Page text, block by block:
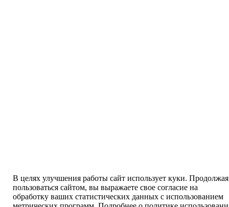
В целях улучшения работы сайт использует куки. Продолжая
пользоваться сайтом, вы выражаете свое согласие на
обработку ваших статистических данных с использованием